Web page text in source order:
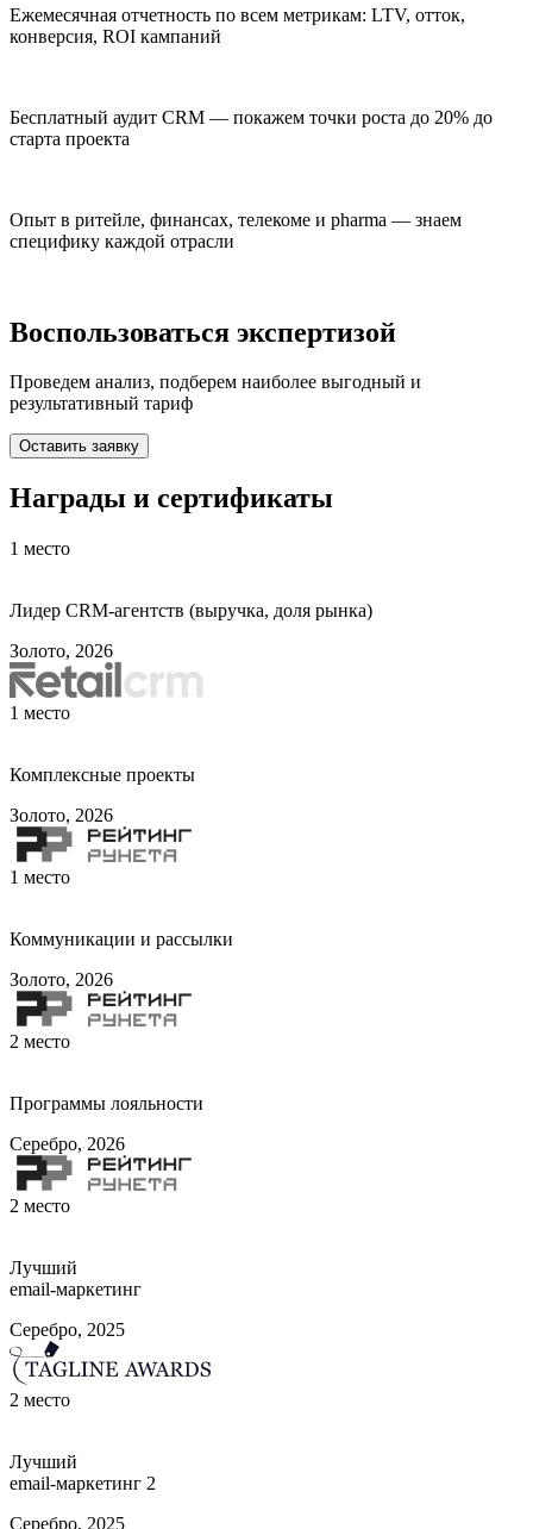
Ежемесячная отчетность по всем метрикам: LTV, отток,
конверсия, ROI кампаний
Бесплатный аудит CRM — покажем точки роста до 20% до
старта проекта
Опыт в ритейле, финансах, телекоме и pharma — знаем
специфику каждой отрасли
Воспользоваться экспертизой
Проведем анализ, подберем наиболее выгодный и
результативный тариф
Оставить заявку
Награды и сертификаты
1 место
Лидер CRM-агентств (выручка, доля рынка)
Золото, 2026
1 место
Комплексные проекты
Золото, 2026
1 место
Коммуникации и рассылки
Золото, 2026
2 место
Программы лояльности
Серебро, 2026
2 место
Лучший
email-маркетинг
Серебро, 2025
2 место
Лучший
email-маркетинг 2
Серебро, 2025